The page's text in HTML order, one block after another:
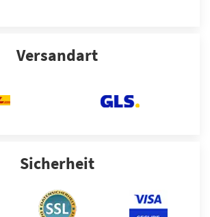
Versandart
Sicherheit